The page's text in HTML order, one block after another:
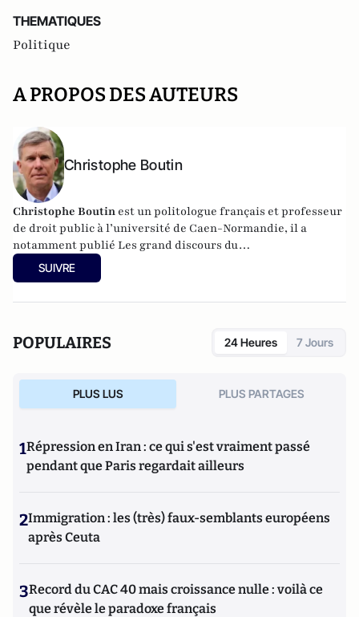
THEMATIQUES
Politique
A PROPOS DES AUTEURS
Christophe Boutin
Christophe Boutin est un politologue français et professeur
de droit public à l’université de Caen-Normandie, il a
notamment publié Les grand discours du
XXe siècle(Flammarion 2009) et co-dirigé
du conservatisme
SUIVRE
POPULAIRES 24 Heures 7 Jours
PLUS LUS PLUS PARTAGES
1Répression en Iran : ce qui s'est vraiment passé
pendant que Paris regardait ailleurs
2Immigration : les (très) faux-semblants européens
après Ceuta
3Record du CAC 40 mais croissance nulle : voilà ce
que révèle le paradoxe français